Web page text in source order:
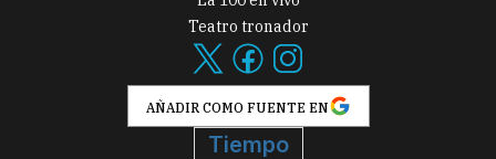
Teatro tronador
AÑADIR COMO FUENTE EN
Tiempo